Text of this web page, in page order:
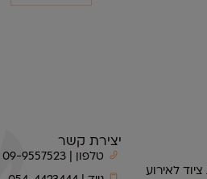
לאירוע
יצירת קשר
טלפון | 09-9557523